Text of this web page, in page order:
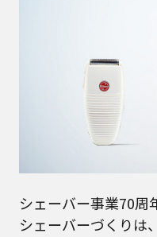
シェーバー事業70周
シェーバーづくりは